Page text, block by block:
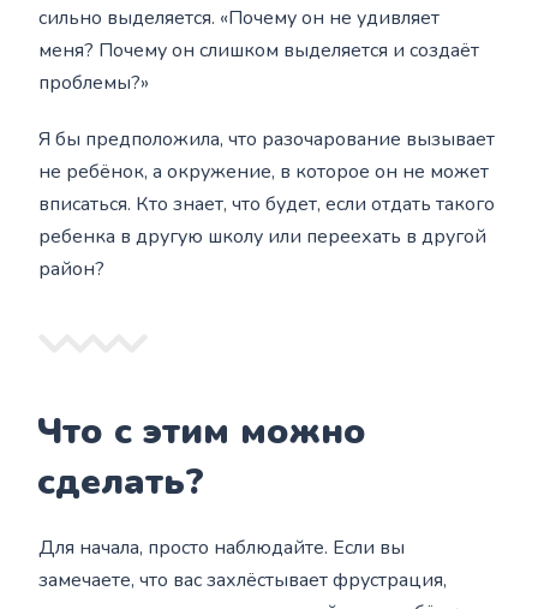
сильно выделяется. «Почему он не удивляет
меня? Почему он слишком выделяется и создаёт
проблемы?»
Я бы предположила, что разочарование вызывает
не ребёнок, а окружение, в которое он не может
вписаться. Кто знает, что будет, если отдать такого
ребенка в другую школу или переехать в другой
район?
Что с этим можно
сделать?
Для начала, просто наблюдайте. Если вы
замечаете, что вас захлёстывает фрустрация,